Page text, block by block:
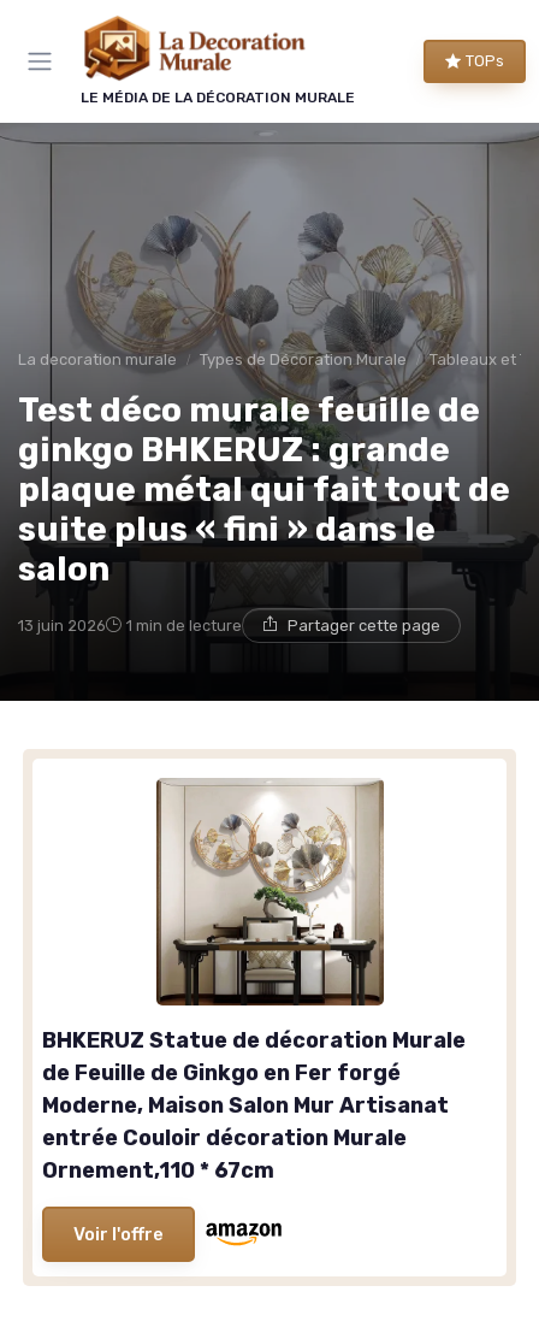
LE MÉDIA DE LA DÉCORATION MURALE
TOPs
La decoration murale Types de Décoration Murale Tableaux et
Test déco murale feuille de
ginkgo BHKERUZ : grande
plaque métal qui fait tout de
suite plus « fini » dans le
salon
13 juin 2026 1 min de lecture Partager cette page
BHKERUZ Statue de décoration Murale
de Feuille de Ginkgo en Fer forgé
Moderne, Maison Salon Mur Artisanat
entrée Couloir décoration Murale
Ornement,110 * 67cm
Voir l'offre
Panneau de gestion des cookies